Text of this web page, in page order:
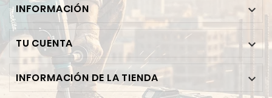
INFORMACIÓN 
TU CUENTA 
INFORMACIÓN DE LA TIENDA 